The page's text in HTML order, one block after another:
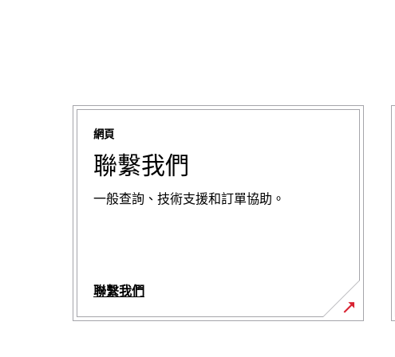
網頁
聯繫我們
一般查詢、技術支援和訂單協助。
聯繫我們